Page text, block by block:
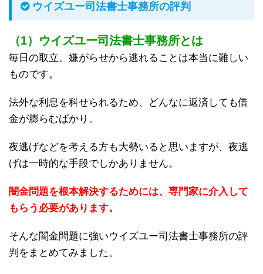
ウイズユー司法書士事務所の評判
（1）ウイズユー司法書士事務所とは
毎日の取立、嫌がらせから逃れることは本当に難しい
ものです。
法外な利息を科せられるため、どんなに返済しても借
金が膨らむばかり。
夜逃げなどを考える方も大勢いると思いますが、夜逃
げは一時的な手段でしかありません。
闇金問題を根本解決するためには、専門家に介入して
もらう必要があります。
そんな闇金問題に強いウイズユー司法書士事務所の評
判をまとめてみました。